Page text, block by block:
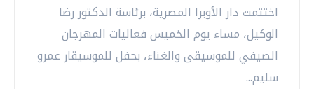
اختتمت دار الأوبرا المصرية، برئاسة الدكتور رضا
الوكيل، مساء يوم الخميس فعاليات المهرجان
الصيفي للموسيقى والغناء، بحفل للموسيقار عمرو
سليم...